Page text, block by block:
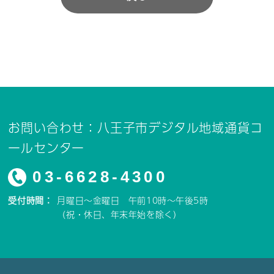
お問い合わせ：八王子市デジタル地域通貨コ
ールセンター
03-6628-4300
受付時間： 月曜日～金曜日 午前10時～午後5時
（祝・休日、年末年始を除く）